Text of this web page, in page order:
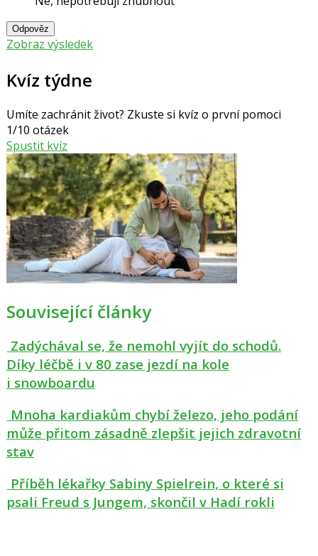
Odpověz
Zobraz výsledek
Kvíz týdne
Umíte zachránit život? Zkuste si kvíz o první pomoci
1/10 otázek
Spustit kvíz
Související články
Zadýchával se, že nemohl vyjít do schodů.
Díky léčbě i v 80 zase jezdí na kole
i snowboardu
Mnoha kardiakům chybí železo, jeho podání
může přitom zásadně zlepšit jejich zdravotní
stav
Příběh lékařky Sabiny Spielrein, o které si
psali Freud s Jungem, skončil v Hadí rokli